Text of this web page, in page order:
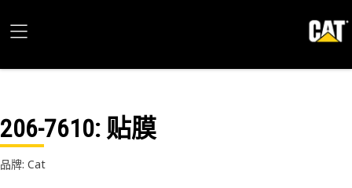
206-7610: 贴膜
品牌: Cat